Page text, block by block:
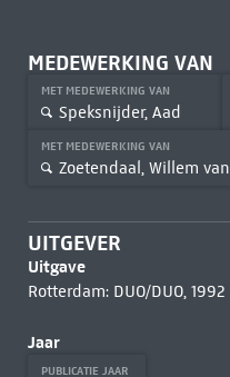
MEDEWERKING VAN
MET MEDEWERKING VAN
Speksnijder, Aad
MET MEDEWERKING VAN
Zoetendaal, Willem van
UITGEVER
Uitgave
Rotterdam: DUO/DUO, 1992
Jaar
PUBLICATIE JAAR